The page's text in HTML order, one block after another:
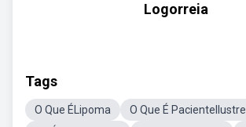
Logorreia
Tags
O Que ÉLipoma
O Que É PacienteIlustre